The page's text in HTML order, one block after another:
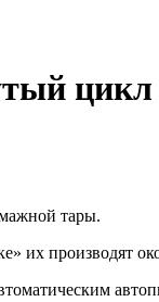
цикл
тары.
их производят